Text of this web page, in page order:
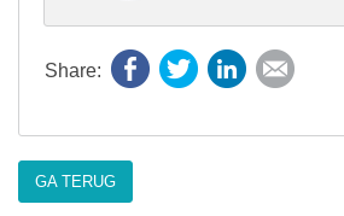
Facebook
Twitter LinkedIn
GA TERUG